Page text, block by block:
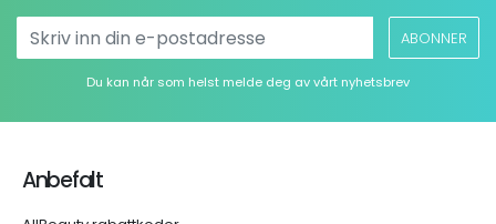
ABONNER
Du kan når som helst melde deg av vårt nyhetsbrev
Anbefalt